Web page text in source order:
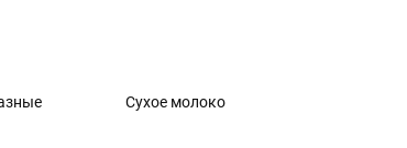
Сухое молоко